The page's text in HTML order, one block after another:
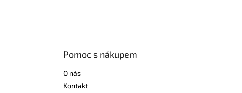
Pomoc s nákupem
O nás
Kontakt